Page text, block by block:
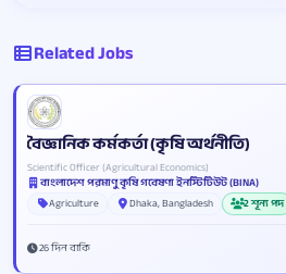
Related Jobs
বৈজ্ঞানিক কর্মকর্তা (কৃষি অর্থনীতি)
Scientific Officer (Agricultural Economics)
বাংলাদেশ পরমাণু কৃষি গবেষণা ইনস্টিটিউট (BINA)
Agriculture
Dhaka, Bangladesh 2 শূন্য পদ
26 দিন বাকি